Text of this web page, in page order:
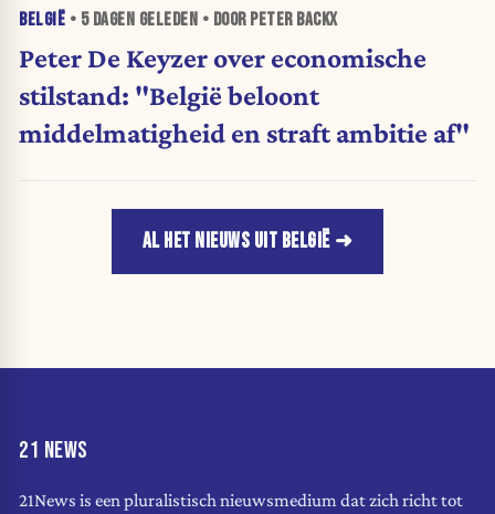
BELGIË • 5 DAGEN GELEDEN • DOOR PETER BACKX
Peter De Keyzer over economische
stilstand: "België beloont
middelmatigheid en straft ambitie af"
AL HET NIEUWS UIT BELGIË
21 NEWS
21News is een pluralistisch nieuwsmedium dat zich richt tot